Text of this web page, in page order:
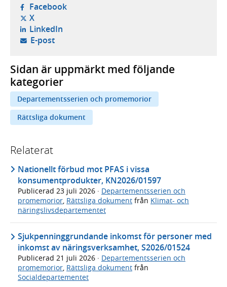
Facebook- öppnas i ny flik, extern webbplats,
X- öppnas i ny flik, extern webbplats,
LinkedIn- öppnas i ny flik, extern webbplats,
E-post- öppnar din e-postklient,
Sidan är uppmärkt med följande
kategorier
Departementsserien och promemorior
Rättsliga dokument
Relaterat
Nationellt förbud mot PFAS i vissa
konsumentprodukter, KN2026/01597
Publicerad 23 juli 2026 · Departementsserien och
promemorior, Rättsliga dokument från Klimat- och
näringslivsdepartementet
Sjukpenninggrundande inkomst för personer med
inkomst av näringsverksamhet, S2026/01524
Publicerad 21 juli 2026 · Departementsserien och
promemorior, Rättsliga dokument från
Socialdepartementet